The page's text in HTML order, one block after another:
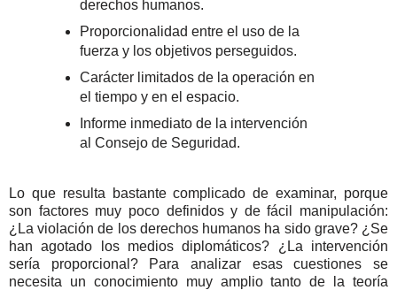
derechos humanos.
Proporcionalidad entre el uso de la
fuerza y los objetivos perseguidos.
Carácter limitados de la operación en
el tiempo y en el espacio.
Informe inmediato de la intervención
al Consejo de Seguridad.
Lo que resulta bastante complicado de examinar, porque
son factores muy poco definidos y de fácil manipulación:
¿La violación de los derechos humanos ha sido grave? ¿Se
han agotado los medios diplomáticos? ¿La intervención
sería proporcional? Para analizar esas cuestiones se
necesita un conocimiento muy amplio tanto de la teoría